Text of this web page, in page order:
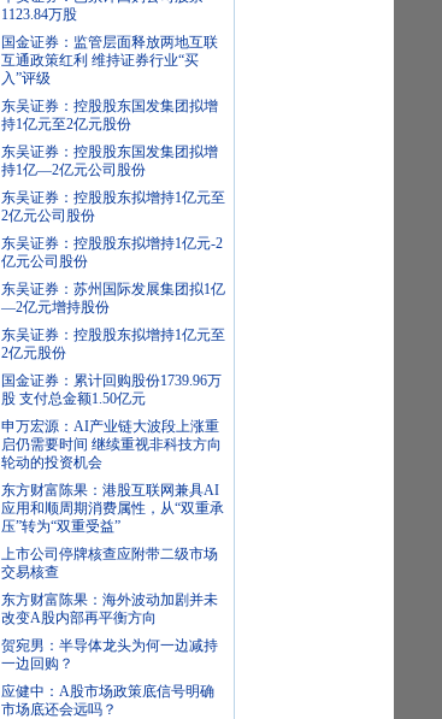
1123.84万股
国金证券：监管层面释放两地互联
互通政策红利 维持证券行业“买
入”评级
东吴证券：控股股东国发集团拟增
持1亿元至2亿元股份
东吴证券：控股股东国发集团拟增
持1亿—2亿元公司股份
东吴证券：控股股东拟增持1亿元至
2亿元公司股份
东吴证券：控股股东拟增持1亿元-2
亿元公司股份
东吴证券：苏州国际发展集团拟1亿
—2亿元增持股份
东吴证券：控股股东拟增持1亿元至
2亿元股份
国金证券：累计回购股份1739.96万
股 支付总金额1.50亿元
申万宏源：AI产业链大波段上涨重
启仍需要时间 继续重视非科技方向
轮动的投资机会
东方财富陈果：港股互联网兼具AI
应用和顺周期消费属性，从“双重承
压”转为“双重受益”
上市公司停牌核查应附带二级市场
交易核查
东方财富陈果：海外波动加剧并未
改变A股内部再平衡方向
贺宛男：半导体龙头为何一边减持
一边回购？
应健中：A股市场政策底信号明确
市场底还会远吗？